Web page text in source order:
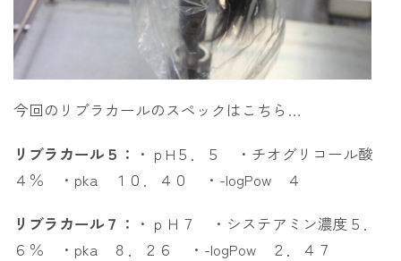
今回のリブラカールのスペックはこちら…
リブラカール５： ・ｐH５．５ ・チオグリコール酸
４％ ・pka １０．４０ ・-logPow ４
リブラカール７： ・ｐＨ７ ・システアミン濃度５．
６％ ・pka ８．２６ ・-logPow ２．４７